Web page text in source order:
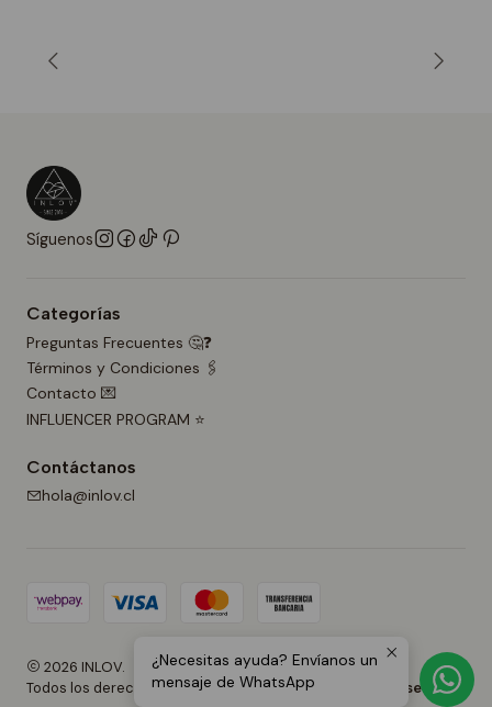
Síguenos
Categorías
Preguntas Frecuentes 🤔❓
Términos y Condiciones 🖇️
Contacto 💌
INFLUENCER PROGRAM ⭐
Contáctanos
hola@inlov.cl
2026 INLOV.
Todos los derechos reservados.Desarrollado por Jumpseller.
¿Necesitas ayuda? Envíanos un
mensaje de WhatsApp